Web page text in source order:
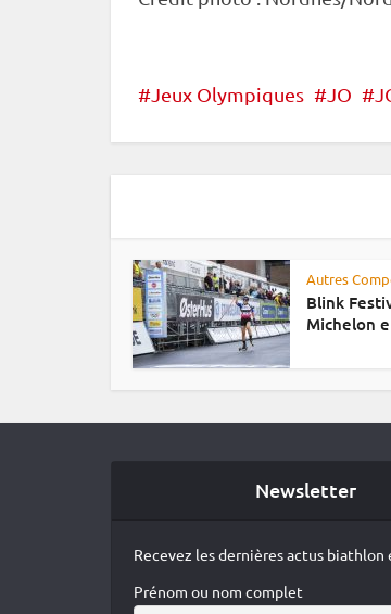
Jeux Olympiques JO
Autres
Blink
Michelon
Newsletter
Recevez les dernières actus biathlon
Prénom ou nom complet